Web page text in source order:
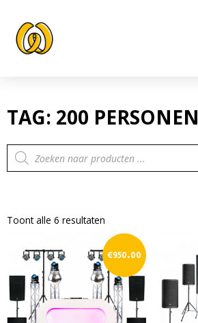
inhoud
TAG: 200 PERSONEN
Producten
zoeken
Toont alle 6 resultaten
€950.00